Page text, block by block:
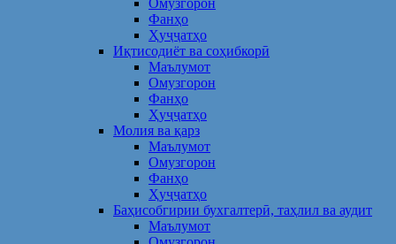
Омузгорон
Фанҳо
Ҳуҷҷатҳо
Иқтисодиёт ва соҳибкорӣ
Маълумот
Омузгорон
Фанҳо
Ҳуҷҷатҳо
Молия ва қарз
Маълумот
Омузгорон
Фанҳо
Ҳуҷҷатҳо
Баҳисобгирии бухгалтерӣ, таҳлил ва аудит
Маълумот